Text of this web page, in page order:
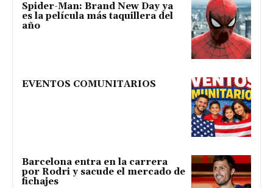
Spider-Man: Brand New Day ya
es la película más taquillera del
año
EVENTOS COMUNITARIOS
Barcelona entra en la carrera
por Rodri y sacude el mercado de
fichajes